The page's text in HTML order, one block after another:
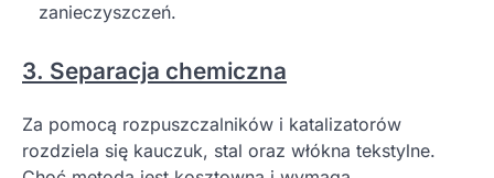
zanieczyszczeń.
3. Separacja chemiczna
Za pomocą rozpuszczalników i katalizatorów
rozdziela się kauczuk, stal oraz włókna tekstylne.